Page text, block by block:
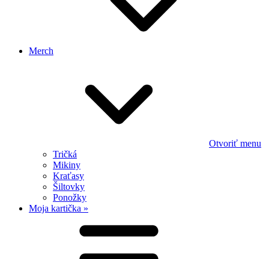
Merch
Otvoriť menu
Tričká
Mikiny
Kraťasy
Šiltovky
Ponožky
Moja kartička »